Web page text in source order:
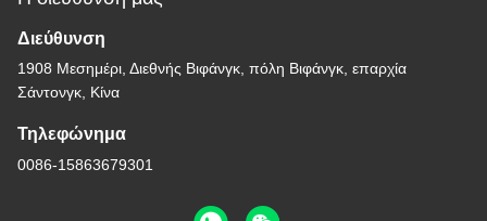
Διεύθυνση
1908 Μεσημέρι, Διεθνής Βιφάνγκ, πόλη Βιφάνγκ, επαρχία
Σάντονγκ, Κίνα
Τηλεφώνημα
0086-15863679301